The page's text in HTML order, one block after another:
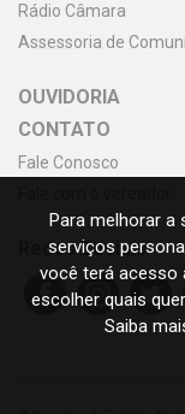
Rádio Câmara
Assessoria de
OUVIDORIA
CONTATO
Fale Conosco
Redes Sociais
Para melhorar a
serviços
você terá acesso
escolher quais
Saiba